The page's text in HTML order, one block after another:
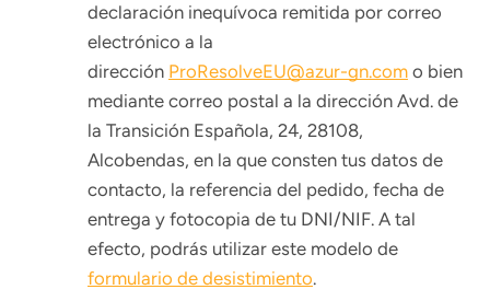
declaración inequívoca remitida por correo
electrónico a la
dirección ProResolveEU@azur-gn.com o bien
mediante correo postal a la dirección Avd. de
la Transición Española, 24, 28108,
Alcobendas, en la que consten tus datos de
contacto, la referencia del pedido, fecha de
entrega y fotocopia de tu DNI/NIF. A tal
efecto, podrás utilizar este modelo de
formulario de desistimiento.